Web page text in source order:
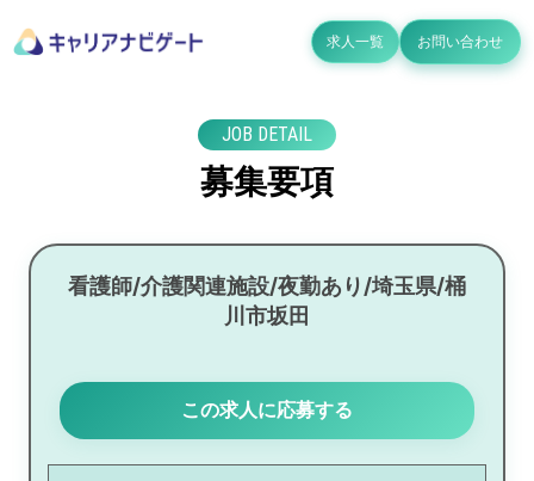
求人一覧 お問い合わせ
JOB DETAIL
募集要項
看護師/介護関連施設/夜勤あり/埼玉県/桶
川市坂田
この求人に応募する